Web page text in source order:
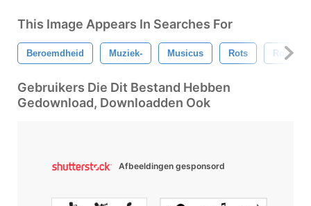
This Image Appears In Searches For
Beroemdheid Muziek- Musicus Rots Rock
Gebruikers Die Dit Bestand Hebben
Gedownload, Downloadden Ook
Afbeeldingen gesponsord